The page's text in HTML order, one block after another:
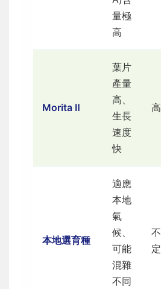
量極
高
Morita Ⅱ
葉片
產量
高、
生長
速度
快
高
本地選育種
適應
本地
氣
候、
可能
混雜
不同
不
定